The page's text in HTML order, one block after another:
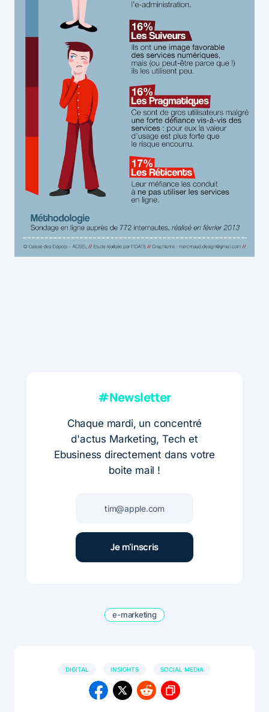
#Newsletter
Chaque mardi, un concentré
d'actus Marketing, Tech et
Ebusiness directement dans votre
boite mail !
e-marketing
DIGITAL INSIGHTS SOCIAL MEDIA